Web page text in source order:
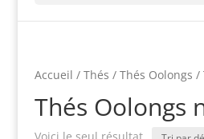
Accueil / Thés / Thés Oolongs /
Thés Oolongs